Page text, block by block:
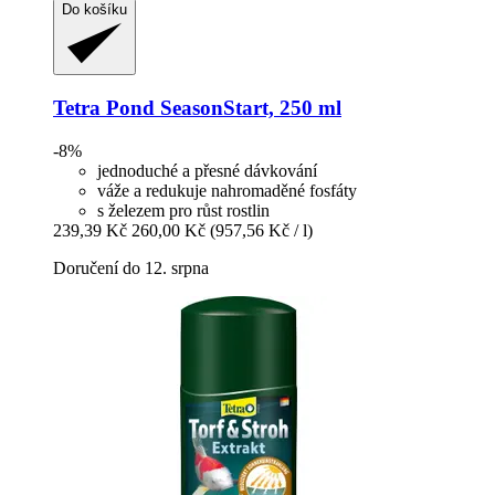
Do košíku
Tetra Pond SeasonStart, 250 ml
-8%
jednoduché a přesné dávkování
váže a redukuje nahromaděné fosfáty
s železem pro růst rostlin
239,39 Kč 260,00 Kč (957,56 Kč / l)
Doručení do 12. srpna